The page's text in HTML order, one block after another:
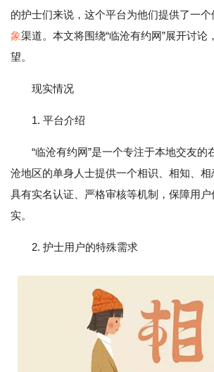
的护士们来说，这个平台为他们提供了一
象渠道。本文将围绕“临沧有约网”展开讨论
望。
现实情况
1. 平台介绍
“临沧有约网”是一个专注于本地交友的
沧地区的单身人士提供一个相识、相知、
具有实名认证、严格审核等机制，保障用
实。
2. 护士用户的特殊需求